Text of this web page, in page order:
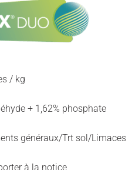
/ kg
+ 1,62% phosphate
généraux/Trt sol/Limaces
à la notice